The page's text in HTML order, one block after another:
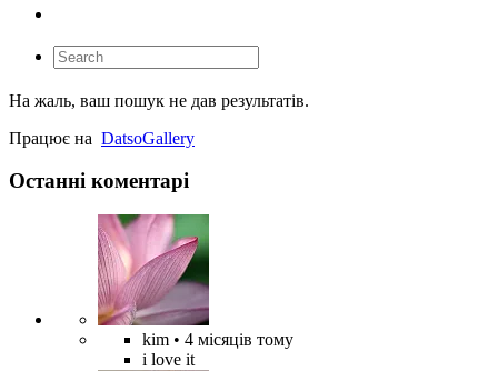
На жаль, ваш пошук не дав результатів.
Працює на DatsoGallery
Останні коментарі
kim • 4 місяців тому
i love it